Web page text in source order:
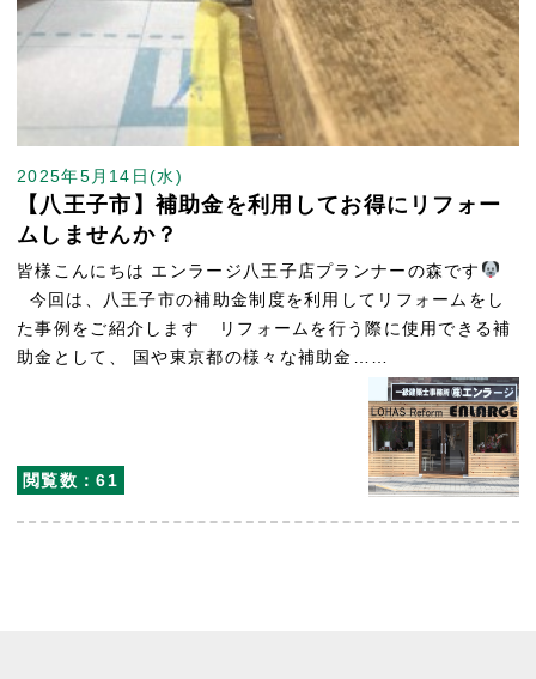
閲覧数：61
2025年5月14日(水)
【八王子市】補助金を利用してお得にリフォー
ムしませんか？
皆様こんにちは エンラージ八王子店プランナーの森です
今回は、八王子市の補助金制度を利用してリフォームをし
た事例をご紹介します リフォームを行う際に使用できる補
助金として、 国や東京都の様々な補助金……